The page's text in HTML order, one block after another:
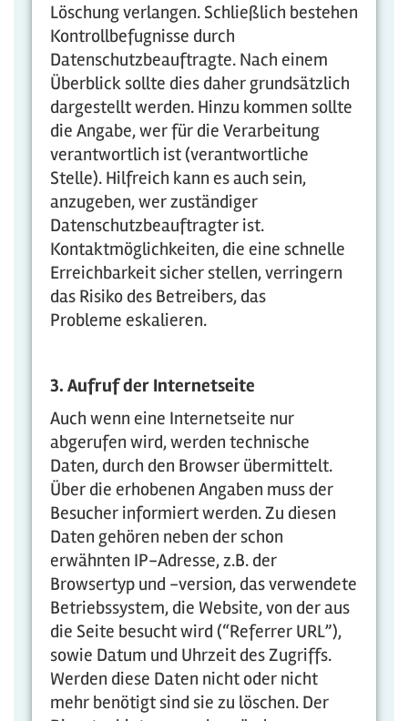
Löschung verlangen. Schließlich bestehen
Kontrollbefugnisse durch
Datenschutzbeauftragte. Nach einem
Überblick sollte dies daher grundsätzlich
dargestellt werden. Hinzu kommen sollte
die Angabe, wer für die Verarbeitung
verantwortlich ist (verantwortliche
Stelle). Hilfreich kann es auch sein,
anzugeben, wer zuständiger
Datenschutzbeauftragter ist.
Kontaktmöglichkeiten, die eine schnelle
Erreichbarkeit sicher stellen, verringern
das Risiko des Betreibers, das
Probleme eskalieren.
3. Aufruf der Internetseite
Auch wenn eine Internetseite nur
abgerufen wird, werden technische
Daten, durch den Browser übermittelt.
Über die erhobenen Angaben muss der
Besucher informiert werden. Zu diesen
Daten gehören neben der schon
erwähnten IP-Adresse, z.B. der
Browsertyp und -version, das verwendete
Betriebssystem, die Website, von der aus
die Seite besucht wird (“Referrer URL”),
sowie Datum und Uhrzeit des Zugriffs.
Werden diese Daten nicht oder nicht
mehr benötigt sind sie zu löschen. Der